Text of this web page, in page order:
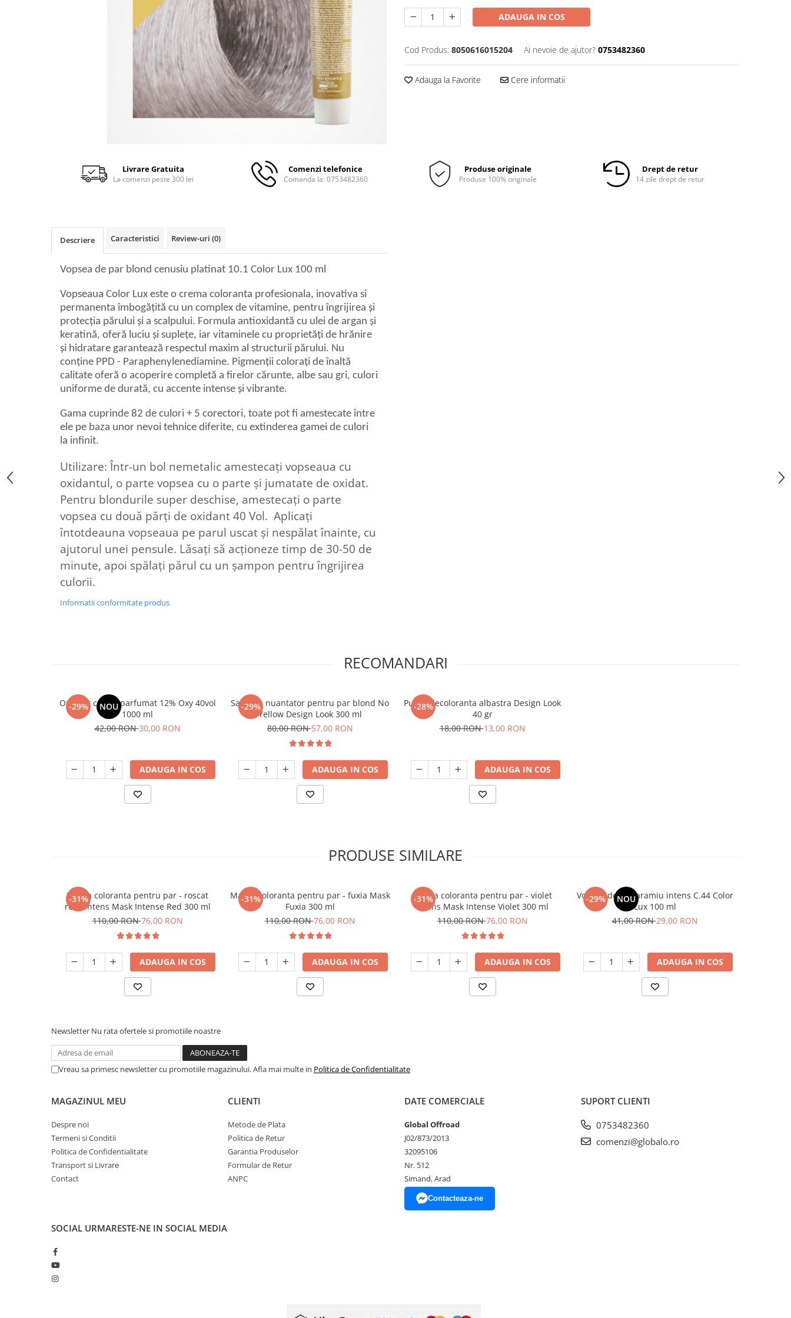
ADAUGA IN COS
Cod Produs: 8050616015204 Ai nevoie de ajutor? 0753482360
Adauga la Favorite Cere informatii
Livrare Gratuita
La comenzi peste 300 lei
Comenzi telefonice
Comanda la: 0753482360
Produse originale
Produse 100% originale
Drept de retur
14 zile drept de retur
Descriere Caracteristici Review-uri (0)
Vopsea de par blond cenusiu platinat 10.1 Color Lux 100 ml
Vopseaua Color Lux este o crema coloranta profesionala, inovativa si
permanenta îmbogățită cu un complex de vitamine, pentru îngrijirea și
protecția părului și a scalpului. Formula antioxidantă cu ulei de argan și
keratină, oferă luciu și suplețe, iar vitaminele cu proprietăți de hrănire
și hidratare garantează respectul maxim al structurii părului. Nu
conține PPD - Paraphenylenediamine. Pigmenții colorați de înaltă
calitate oferă o acoperire completă a firelor cărunte, albe sau gri, culori
uniforme de durată, cu accente intense și vibrante.
Gama cuprinde 82 de culori + 5 corectori, toate pot fi amestecate între
ele pe baza unor nevoi tehnice diferite, cu extinderea gamei de culori
la infinit.
Utilizare: Într-un bol nemetalic amestecați vopseaua cu
oxidantul, o parte vopsea cu o parte și jumatate de oxidat.
Pentru blondurile super deschise, amestecați o parte
vopsea cu două părți de oxidant 40 Vol. Aplicați
întotdeauna vopseaua pe parul uscat și nespălat înainte, cu
ajutorul unei pensule. Lăsați să acționeze timp de 30-50 de
minute, apoi spălați părul cu un șampon pentru îngrijirea
culorii.
Informatii conformitate produs
RECOMANDARI
-29% NOU
Oxidant crema parfumat 12% Oxy 40vol
1000 ml
42,00 RON30,00 RON
ADAUGA IN COS
-29%
Sampon nuantator pentru par blond No
Yellow Design Look 300 ml
80,00 RON57,00 RON
ADAUGA IN COS
-28%
Pudra decoloranta albastra Design Look
40 gr
18,00 RON13,00 RON
ADAUGA IN COS
PRODUSE SIMILARE
-31%
Masca coloranta pentru par - roscat
rosu intens Mask Intense Red 300 ml
110,00 RON76,00 RON
ADAUGA IN COS
-31%
Masca coloranta pentru par - fuxia Mask
Fuxia 300 ml
110,00 RON76,00 RON
ADAUGA IN COS
-31%
Masca coloranta pentru par - violet
intens Mask Intense Violet 300 ml
110,00 RON76,00 RON
ADAUGA IN COS
-29% NOU
Vopsea de par aramiu intens C.44 Color
Lux 100 ml
41,00 RON29,00 RON
ADAUGA IN COS
Newsletter Nu rata ofertele si promotiile noastre
Vreau sa primesc newsletter cu promotiile magazinului. Afla mai multe in Politica de Confidentialitate
MAGAZINUL MEU
Despre noi
Termeni si Conditii
Politica de Confidentialitate
Transport si Livrare
Contact
CLIENTI
Metode de Plata
Politica de Retur
Garantia Produselor
Formular de Retur
ANPC
DATE COMERCIALE
Global Offroad
J02/873/2013
32095106
Nr. 512
Simand, Arad
Contacteaza-ne
SUPORT CLIENTI
0753482360
comenzi@globalo.ro
SOCIAL URMARESTE-NE IN SOCIAL MEDIA